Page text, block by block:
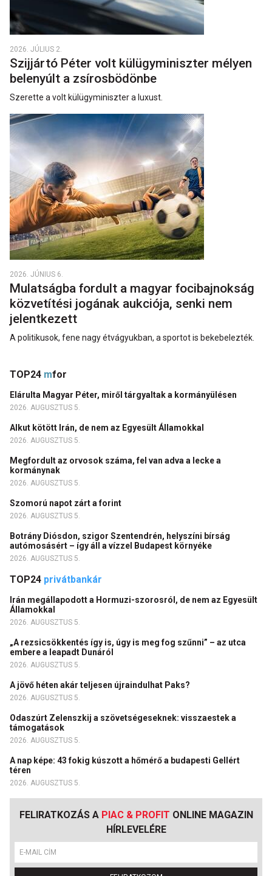
2026. JÚLIUS 2.
Szijjártó Péter volt külügyminiszter mélyen
belenyúlt a zsírosbödönbe
Szerette a volt külügyminiszter a luxust.
2026. JÚNIUS 6.
Mulatságba fordult a magyar focibajnokság
közvetítési jogának aukciója, senki nem
jelentkezett
A politikusok, fene nagy étvágyukban, a sportot is bekebelezték.
TOP24 mfor
Elárulta Magyar Péter, miről tárgyaltak a kormányülésen
2026. AUGUSZTUS 5.
Alkut kötött Irán, de nem az Egyesült Államokkal
2026. AUGUSZTUS 5.
Megfordult az orvosok száma, fel van adva a lecke a
kormánynak
2026. AUGUSZTUS 5.
Szomorú napot zárt a forint
2026. AUGUSZTUS 5.
Botrány Diósdon, szigor Szentendrén, helyszíni bírság
autómosásért – így áll a vízzel Budapest környéke
2026. AUGUSZTUS 5.
TOP24 privátbankár
Irán megállapodott a Hormuzi-szorosról, de nem az Egyesült
Államokkal
2026. AUGUSZTUS 5.
„A rezsicsökkentés így is, úgy is meg fog szűnni” – az utca
embere a leapadt Dunáról
2026. AUGUSZTUS 5.
A jövő héten akár teljesen újraindulhat Paks?
2026. AUGUSZTUS 5.
Odaszúrt Zelenszkij a szövetségeseknek: visszaestek a
támogatások
2026. AUGUSZTUS 5.
A nap képe: 43 fokig kúszott a hőmérő a budapesti Gellért
téren
2026. AUGUSZTUS 5.
FELIRATKOZÁS A PIAC & PROFIT ONLINE MAGAZIN
HÍRLEVELÉRE